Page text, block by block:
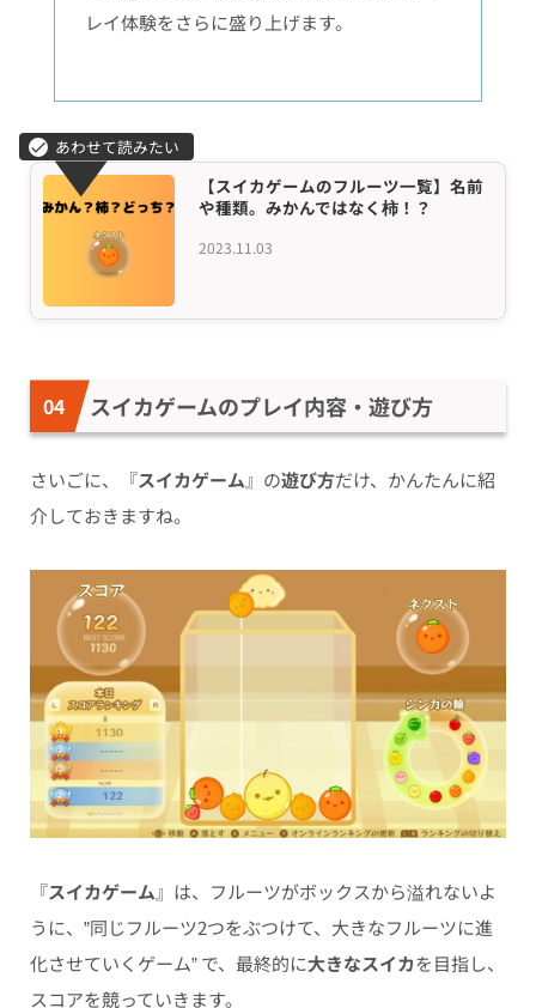
レイ体験をさらに盛り上げます。
2023.11.03
【スイカゲームのフルーツ一覧】名前
や種類。みかんではなく柿！？
スイカゲームのプレイ内容・遊び方
さいごに、『スイカゲーム』の遊び方だけ、かんたんに紹
介しておきますね。
『スイカゲーム』は、フルーツがボックスから溢れないよ
うに、”同じフルーツ2つをぶつけて、大きなフルーツに進
化させていくゲーム” で、最終的に大きなスイカを目指し、
スコアを競っていきます。